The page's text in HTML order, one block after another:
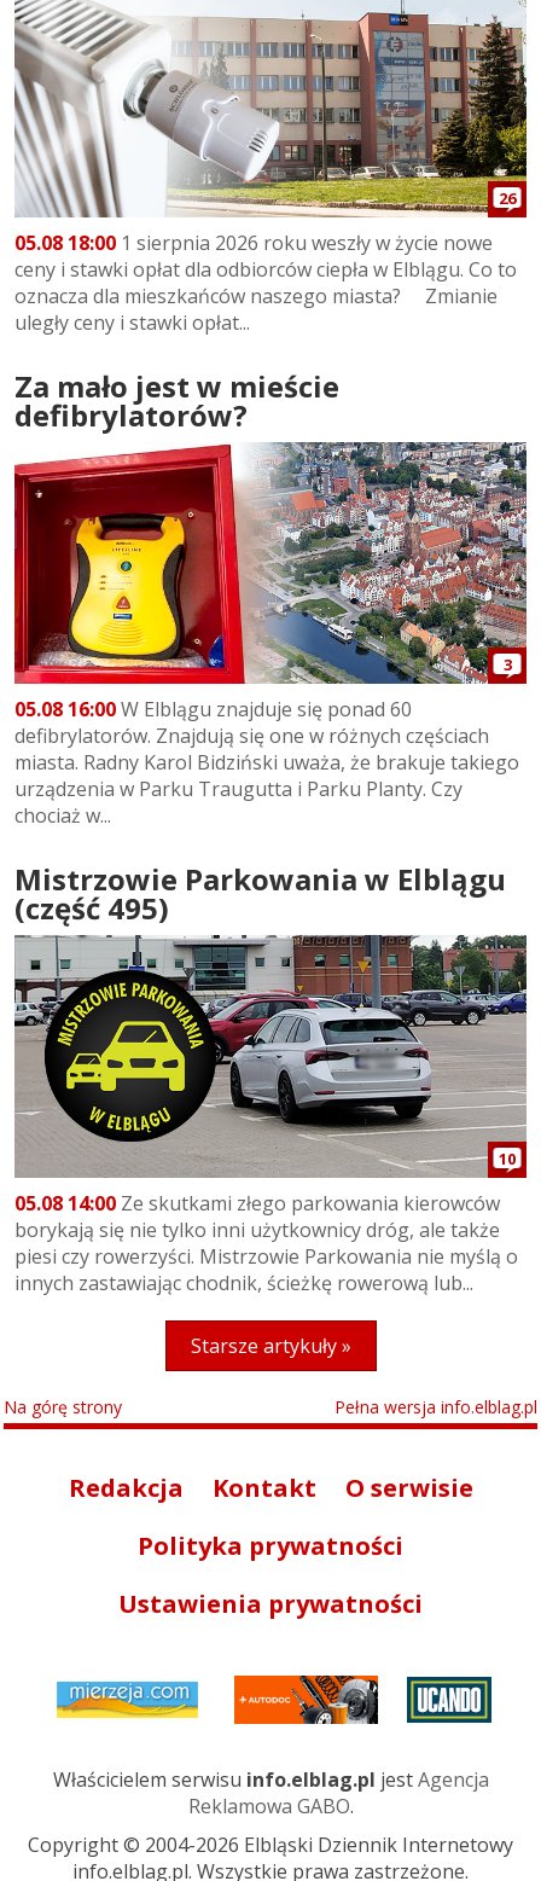
26
05.08 18:00 1 sierpnia 2026 roku weszły w życie nowe
ceny i stawki opłat dla odbiorców ciepła w Elblągu. Co to
oznacza dla mieszkańców naszego miasta? Zmianie
uległy ceny i stawki opłat...
Za mało jest w mieście
defibrylatorów?
3
05.08 16:00W Elblągu znajduje się ponad 60
defibrylatorów. Znajdują się one w różnych częściach
miasta. Radny Karol Bidziński uważa, że brakuje takiego
urządzenia w Parku Traugutta i Parku Planty. Czy
chociaż w...
Mistrzowie Parkowania w Elblągu
(część 495)
10
05.08 14:00 Ze skutkami złego parkowania kierowców
borykają się nie tylko inni użytkownicy dróg, ale także
piesi czy rowerzyści. Mistrzowie Parkowania nie myślą o
innych zastawiając chodnik, ścieżkę rowerową lub...
Starsze artykuły »
Na górę strony Pełna wersja info.elblag.pl
Redakcja Kontakt
O serwisie
Polityka prywatności
Ustawienia prywatności
Właścicielem serwisu info.elblag.pl jestAgencja
Reklamowa GABO.
Copyright © 2004-2026 Elbląski Dziennik Internetowy
info.elblag.pl. Wszystkie prawa zastrzeżone.